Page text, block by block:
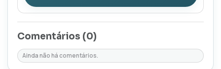
Comentários (0)
Ainda não há comentários.